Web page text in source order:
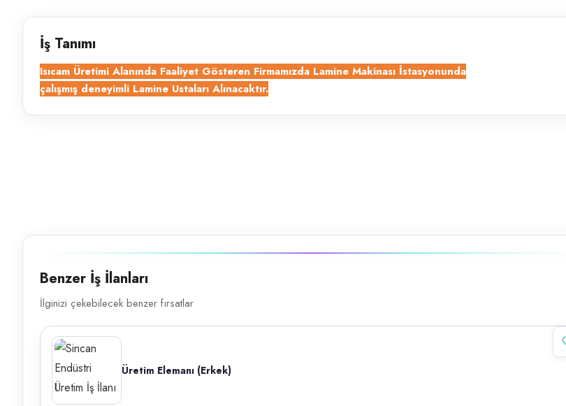
WhatsApp, Telefon
İlan açıklaması
İş Tanımı
Isıcam Üretimi Alanında Faaliyet Gösteren Firmamızda Lamine Makinası İstasyonunda
çalışmış deneyimli Lamine Ustaları Alınacaktır.
Benzer İş İlanları
İlginizi çekebilecek benzer fırsatlar
Üretim Elemanı (Erkek)